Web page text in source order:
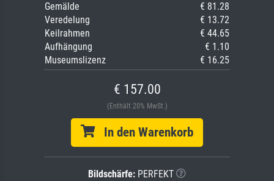
Gemälde
€ 81.28
Veredelung
€ 13.72
Keilrahmen
€ 44.65
Aufhängung
€ 1.10
Museumslizenz
€ 16.25
€ 157.00
(Enthält 20% MwSt.)
In den Warenkorb
Bildschärfe: PERFEKT